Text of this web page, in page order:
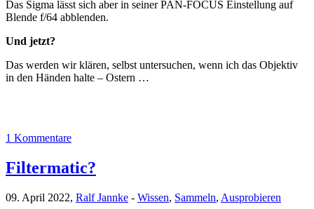
Das Sigma lässt sich aber in seiner PAN-FOCUS Einstellung auf
Blende f/64 abblenden.
Und jetzt?
Das werden wir klären, selbst untersuchen, wenn ich das Objektiv
in den Händen halte – Ostern …
1 Kommentare
Filtermatic?
09. April 2022, Ralf Jannke - Wissen, Sammeln, Ausprobieren